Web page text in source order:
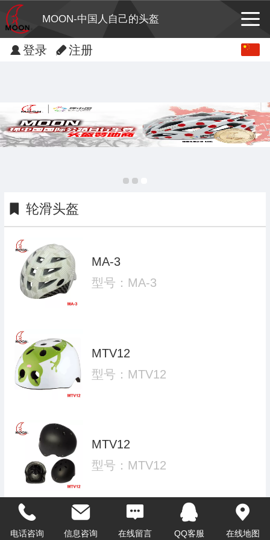
MOON-中国人自己的头盔
登录 注册
轮滑头盔
MA-3
型号：MA-3
MTV12
型号：MTV12
MTV12
型号：MTV12
MTV15 SKATE HELMET
电话咨询 信息咨询 在线留言 QQ客服 在线地图